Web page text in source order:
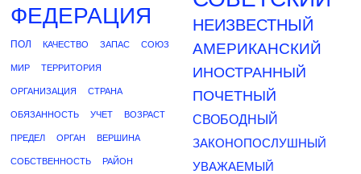
ФЕДЕРАЦИЯ
ПОЛ КАЧЕСТВО ЗАПАС СОЮЗ
МИР ТЕРРИТОРИЯ
ОРГАНИЗАЦИЯ СТРАНА
ОБЯЗАННОСТЬ УЧЕТ ВОЗРАСТ
ПРЕДЕЛ ОРГАН ВЕРШИНА
СОБСТВЕННОСТЬ РАЙОН
НЕИЗВЕСТНЫЙ
АМЕРИКАНСКИЙ
ИНОСТРАННЫЙ
ПОЧЕТНЫЙ
СВОБОДНЫЙ
ЗАКОНОПОСЛУШНЫЙ
УВАЖАЕМЫЙ